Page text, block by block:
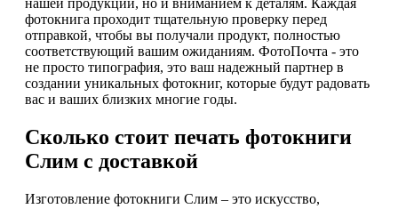
нашей продукции, но и вниманием к деталям. Каждая
фотокнига проходит тщательную проверку перед
отправкой, чтобы вы получали продукт, полностью
соответствующий вашим ожиданиям. ФотоПочта - это
не просто типография, это ваш надежный партнер в
создании уникальных фотокниг, которые будут радовать
вас и ваших близких многие годы.
Сколько стоит печать фотокниги
Слим с доставкой
Изготовление фотокниги Слим – это искусство,